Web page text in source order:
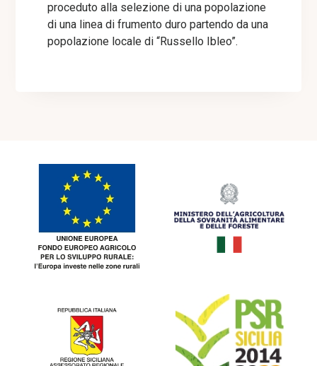
proceduto alla selezione di una popolazione
di una linea di frumento duro partendo da una
popolazione locale di “Russello Ibleo”.